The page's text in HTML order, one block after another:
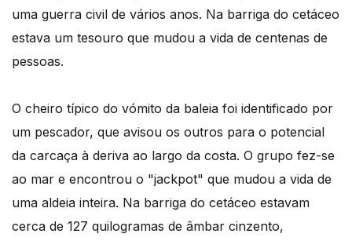
uma guerra civil de vários anos. Na barriga do cetáceo
estava um tesouro que mudou a vida de centenas de
pessoas.
O cheiro típico do vómito da baleia foi identificado por
um pescador, que avisou os outros para o potencial
da carcaça à deriva ao largo da costa. O grupo fez-se
ao mar e encontrou o "jackpot" que mudou a vida de
uma aldeia inteira. Na barriga do cetáceo estavam
cerca de 127 quilogramas de âmbar cinzento,